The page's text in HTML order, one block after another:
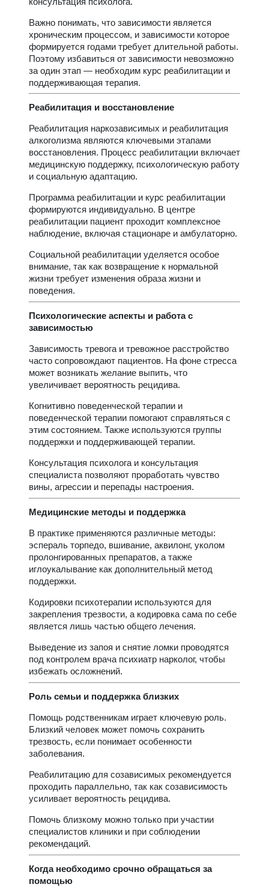
Важно понимать, что зависимости является
хроническим процессом, и зависимости которое
формируется годами требует длительной работы.
Поэтому избавиться от зависимости невозможно
за один этап — необходим курс реабилитации и
поддерживающая терапия.
Реабилитация и восстановление
Реабилитация наркозависимых и реабилитация
алкоголизма являются ключевыми этапами
восстановления. Процесс реабилитации включает
медицинскую поддержку, психологическую работу
и социальную адаптацию.
Программа реабилитации и курс реабилитации
формируются индивидуально. В центре
реабилитации пациент проходит комплексное
наблюдение, включая стационаре и амбулаторно.
Социальной реабилитации уделяется особое
внимание, так как возвращение к нормальной
жизни требует изменения образа жизни и
поведения.
Психологические аспекты и работа с
зависимостью
Зависимость тревога и тревожное расстройство
часто сопровождают пациентов. На фоне стресса
может возникать желание выпить, что
увеличивает вероятность рецидива.
Когнитивно поведенческой терапии и
поведенческой терапии помогают справляться с
этим состоянием. Также используются группы
поддержки и поддерживающей терапии.
Консультация психолога и консультация
специалиста позволяют проработать чувство
вины, агрессии и перепады настроения.
Медицинские методы и поддержка
В практике применяются различные методы:
эспераль торпедо, вшивание, аквилонг, уколом
пролонгированных препаратов, а также
иглоукалывание как дополнительный метод
поддержки.
Кодировки психотерапии используются для
закрепления трезвости, а кодировка сама по себе
является лишь частью общего лечения.
Выведение из запоя и снятие ломки проводятся
под контролем врача психиатр нарколог, чтобы
избежать осложнений.
Роль семьи и поддержка близких
Помощь родственникам играет ключевую роль.
Близкий человек может помочь сохранить
трезвость, если понимает особенности
заболевания.
Реабилитацию для созависимых рекомендуется
проходить параллельно, так как созависимость
усиливает вероятность рецидива.
Помочь близкому можно только при участии
специалистов клиники и при соблюдении
рекомендаций.
Когда необходимо срочно обращаться за
помощью